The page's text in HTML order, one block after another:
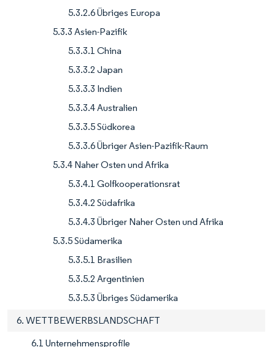
5.3.2.6 Übriges Europa
5.3.3 Asien-Pazifik
5.3.3.1 China
5.3.3.2 Japan
5.3.3.3 Indien
5.3.3.4 Australien
5.3.3.5 Südkorea
5.3.3.6 Übriger Asien-Pazifik-Raum
5.3.4 Naher Osten und Afrika
5.3.4.1 Golfkooperationsrat
5.3.4.2 Südafrika
5.3.4.3 Übriger Naher Osten und Afrika
5.3.5 Südamerika
5.3.5.1 Brasilien
5.3.5.2 Argentinien
5.3.5.3 Übriges Südamerika
6. WETTBEWERBSLANDSCHAFT
6.1 Unternehmensprofile